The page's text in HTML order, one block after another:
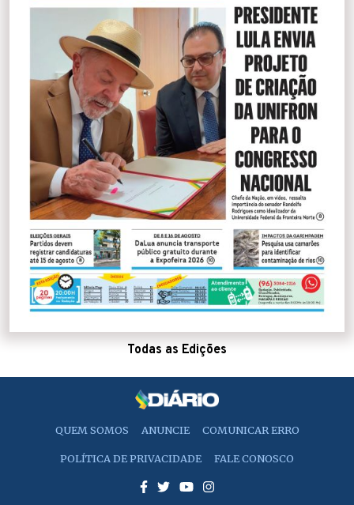
Todas as Edições
QUEM SOMOS ANUNCIE COMUNICAR ERRO
POLÍTICA DE PRIVACIDADE FALE CONOSCO